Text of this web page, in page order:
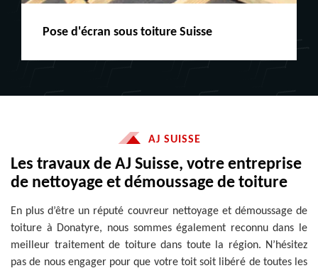
Peinture boiserie LE
AJ SUISSE
Les travaux de AJ Suisse, votre entreprise
de nettoyage et démoussage de toiture
En plus d’être un réputé couvreur nettoyage et démoussage de
toiture à Donatyre, nous sommes également reconnu dans le
meilleur traitement de toiture dans toute la région. N’hésitez
pas de nous engager pour que votre toit soit libéré de toutes les